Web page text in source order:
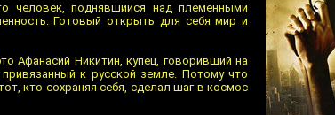
человек, поднявшийся над племенными
Готовый открыть для себя мир и
Афанасий Никитин, купец, говоривший на
к русской земле. Потому что
кто сохраняя себя, сделал шаг в космос